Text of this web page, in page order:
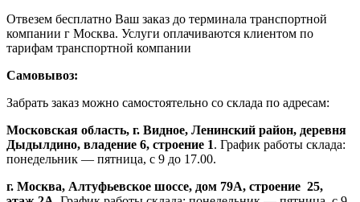
Отвезем бесплатно Ваш заказ до терминала транспортной
компании г Москва. Услуги оплачиваются клиентом по
тарифам транспортной компании
Самовывоз:
Забрать заказ можно самостоятельно со склада по адресам:
Московская область, г. Видное, Ленинский район, деревня
Дыдылдино, владение 6, строение 1. График работы склада:
понедельник — пятница, с 9 до 17.00.
г. Москва, Алтуфьевское шоссе, дом 79А, строение 25,